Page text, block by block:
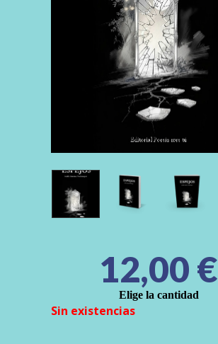
12,00 €
Elige la cantidad
Sin existencias